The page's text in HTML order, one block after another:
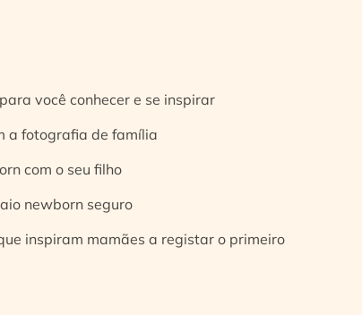
você conhecer e se inspirar
a fotografia de família
com o seu filho
newborn seguro
inspiram mamães a registar o primeiro